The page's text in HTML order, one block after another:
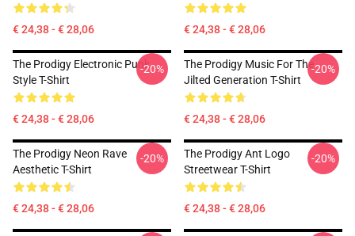
€ 24,38 - € 28,06 € 24,38 - € 28,06
The Prodigy Electronic Punk
Style T-Shirt
€ 24,38 - € 28,06
-20%
The Prodigy Music For The
Jilted Generation T-Shirt
€ 24,38 - € 28,06
-20%
The Prodigy Neon Rave
Aesthetic T-Shirt
€ 24,38 - € 28,06
-20%
The Prodigy Ant Logo
Streetwear T-Shirt
€ 24,38 - € 28,06
-20%